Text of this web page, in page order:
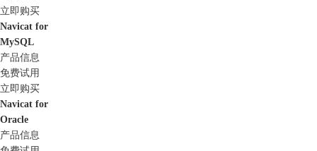
立即购买
Navicat for
MySQL
产品信息
免费试用
立即购买
Navicat for
Oracle
产品信息